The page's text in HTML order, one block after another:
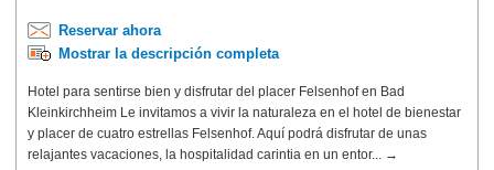
Reservar ahora
Mostrar la descripción completa
Hotel para sentirse bien y disfrutar del placer Felsenhof en Bad
Kleinkirchheim Le invitamos a vivir la naturaleza en el hotel de bienestar
y placer de cuatro estrellas Felsenhof. Aquí podrá disfrutar de unas
relajantes vacaciones, la hospitalidad carintia en un entor... →